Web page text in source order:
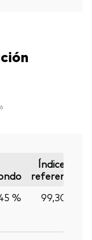
Índice de
referencia
% 99,30 %